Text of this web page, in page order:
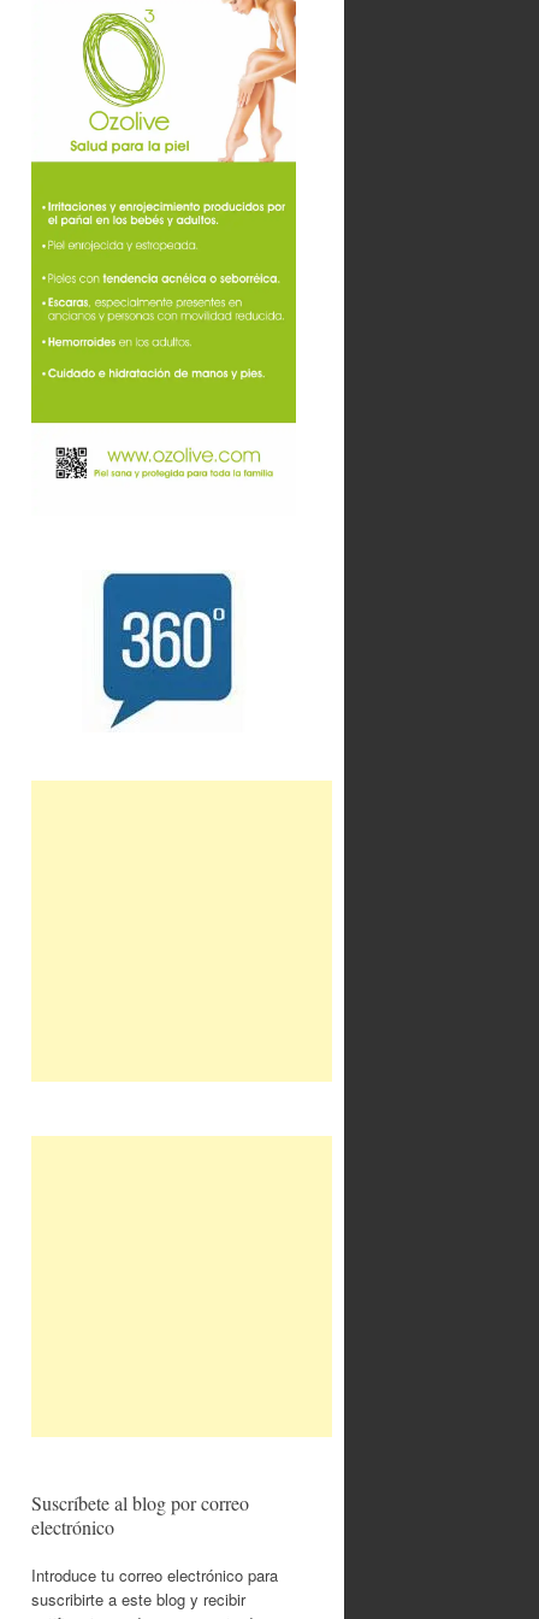
Suscríbete al blog por correo
electrónico
Introduce tu correo electrónico para
suscribirte a este blog y recibir